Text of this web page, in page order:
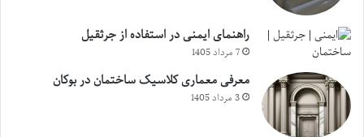
راهنمای ایمنی در استفاده از جرثقیل
7 مرداد 1405
معرفی معماری کلاسیک ساختمان در بوکان
3 مرداد 1405